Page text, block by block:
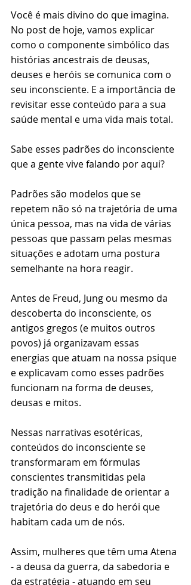
Você é mais divino do que imagina.
No post de hoje, vamos explicar
como o componente simbólico das
histórias ancestrais de deusas,
deuses e heróis se comunica com o
seu inconsciente. E a importância de
revisitar esse conteúdo para a sua
saúde mental e uma vida mais total.
Sabe esses padrões do inconsciente
que a gente vive falando por aqui?
Padrões são modelos que se
repetem não só na trajetória de uma
única pessoa, mas na vida de várias
pessoas que passam pelas mesmas
situações e adotam uma postura
semelhante na hora reagir.
Antes de Freud, Jung ou mesmo da
descoberta do inconsciente, os
antigos gregos (e muitos outros
povos) já organizavam essas
energias que atuam na nossa psique
e explicavam como esses padrões
funcionam na forma de deuses,
deusas e mitos.
Nessas narrativas esotéricas,
conteúdos do inconsciente se
transformaram em fórmulas
conscientes transmitidas pela
tradição na finalidade de orientar a
trajetória do deus e do herói que
habitam cada um de nós.
Assim, mulheres que têm uma Atena
- a deusa da guerra, da sabedoria e
da estratégia - atuando em seu